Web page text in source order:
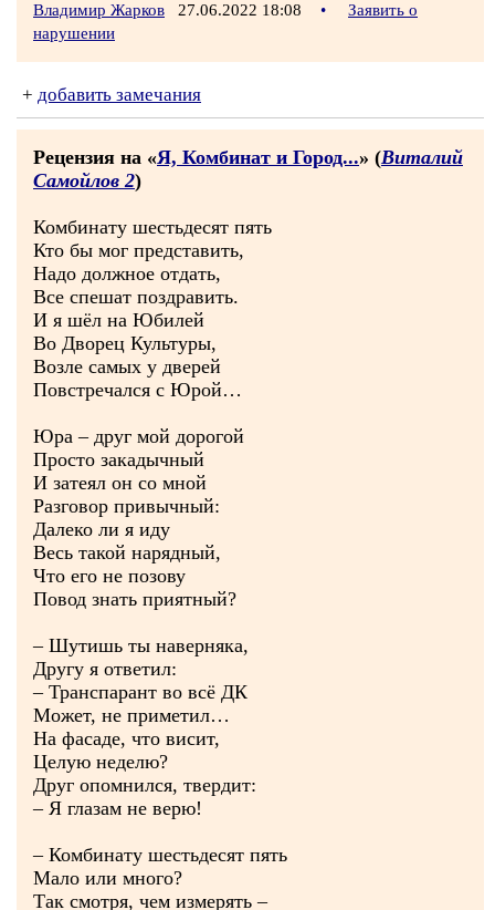
Владимир Жарков 27.06.2022 18:08 •
Заявить о
нарушении
+ добавить замечания
Рецензия на «Я, Комбинат и Город...» (Виталий
Самойлов 2)
Комбинату шестьдесят пять
Кто бы мог представить,
Надо должное отдать,
Все спешат поздравить.
И я шёл на Юбилей
Во Дворец Культуры,
Возле самых у дверей
Повстречался с Юрой…
Юра – друг мой дорогой
Просто закадычный
И затеял он со мной
Разговор привычный:
Далеко ли я иду
Весь такой нарядный,
Что его не позову
Повод знать приятный?
– Шутишь ты наверняка,
Другу я ответил:
– Транспарант во всё ДК
Может, не приметил…
На фасаде, что висит,
Целую неделю?
Друг опомнился, твердит:
– Я глазам не верю!
– Комбинату шестьдесят пять
Мало или много?
Так смотря, чем измерять –